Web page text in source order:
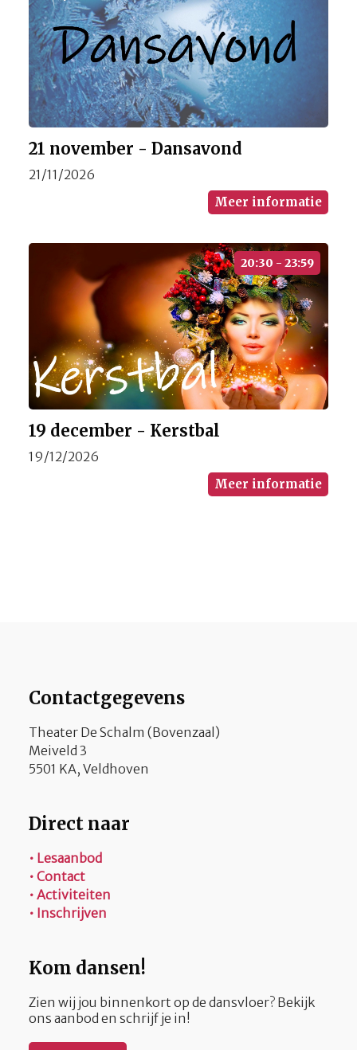
21 november - Dansavond
21/11/2026
Meer informatie
19 december - Kerstbal
19/12/2026
20:30 - 23:59
Meer informatie
Contactgegevens
Theater De Schalm (Bovenzaal)
Meiveld 3
5501 KA, Veldhoven
Direct naar
• Lesaanbod
• Contact
• Activiteiten
• Inschrijven
Kom dansen!
Zien wij jou binnenkort op de dansvloer? Bekijk
ons aanbod en schrijf je in!